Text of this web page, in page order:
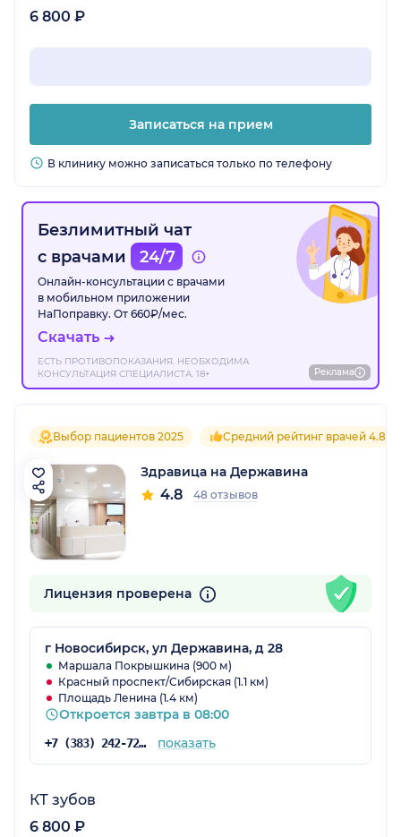
6 800 ₽
Записаться на прием
В клинику можно записаться только по телефону
Безлимитный чат
с врачами
24/7
Онлайн-консультации с врачами
в мобильном приложении
НаПоправку. От 660₽/мес.
Скачать
ЕСТЬ ПРОТИВОПОКАЗАНИЯ. НЕОБХОДИМА
КОНСУЛЬТАЦИЯ СПЕЦИАЛИСТА. 18+
Реклама
Выбор пациентов 2025 Средний рейтинг врачей 4.8
Здравица на Державина
4.8 48 отзывов
Лицензия проверена
г Новосибирск, ул Державина, д 28
Маршала Покрышкина (900 м)
Красный проспект/Сибирская (1.1 км)
Площадь Ленина (1.4 км)
Откроется завтра в 08:00
+7 (383) 242-72-53 показать
КТ зубов
6 800 ₽